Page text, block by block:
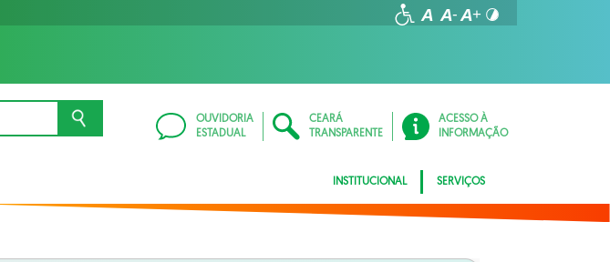
OUVIDORIA
ESTADUAL
CEARÁ
TRANSPARENTE
ACESSO À
INFORMAÇÃO
INSTITUCIONAL SERVIÇOS